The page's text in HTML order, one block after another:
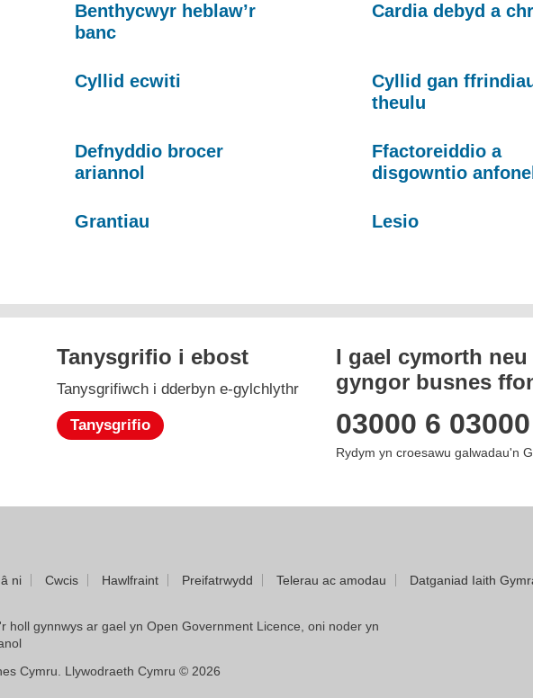
Benthycwyr heblaw’r
banc
Cardia debyd a
Cyllid ecwiti
Cyllid gan
theulu
Defnyddio brocer
ariannol
Ffactoreiddio a
disgowntio
Grantiau Lesio
Tanysgrifio i ebost
Tanysgrifiwch i dderbyn e-gylchlythr
Tanysgrifio
I gael cymorth neu
gyngor busnes
03000 6 03000
Rydym yn croesawu galwadau'n
ni Cwcis Hawlfraint Preifatrwydd Telerau ac amodau Datganiad Iaith
holl gynnwys ar gael yn Open Government Licence, oni noder yn
Cymru. Llywodraeth Cymru © 2026